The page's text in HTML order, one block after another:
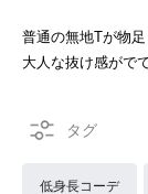
普通の無地Tが物
大人な抜け感がで
低身長コーデ